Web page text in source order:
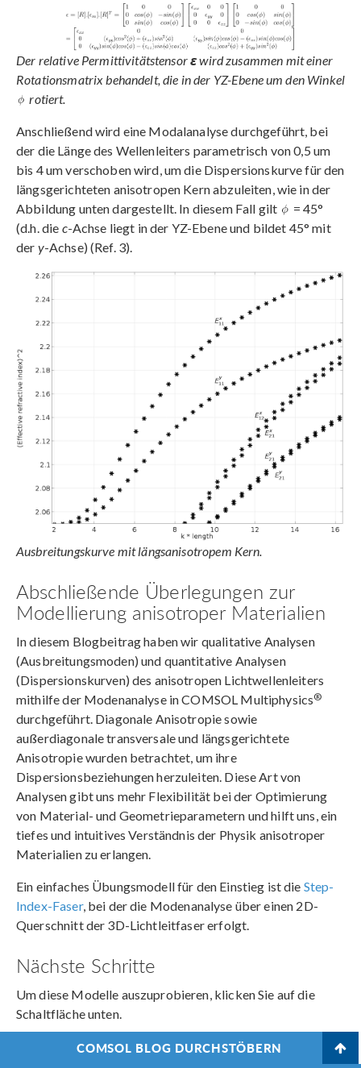
Der relative Permittivitätstensorεwird zusammen mit einer
Rotationsmatrix behandelt, die in der YZ-Ebene um den Winkel
rotiert.
Anschließend wird eine Modalanalyse durchgeführt, bei
der die Länge des Wellenleiters parametrisch von 0,5 um
bis 4 um verschoben wird, um die Dispersionskurve für den
längsgerichteten anisotropen Kern abzuleiten, wie in der
Abbildung unten dargestellt. In diesem Fall gilt
= 45°
(d.h. die c-Achse liegt in der YZ-Ebene und bildet 45° mit
der y-Achse) (Ref. 3).
Ausbreitungskurve mit längsanisotropem Kern.
Abschließende Überlegungen zur
Modellierung anisotroper Materialien
In diesem Blogbeitrag haben wir qualitative Analysen
(Ausbreitungsmoden) und quantitative Analysen
(Dispersionskurven) des anisotropen Lichtwellenleiters
mithilfe der Modenanalyse in COMSOL Multiphysics®
durchgeführt. Diagonale Anisotropie sowie
außerdiagonale transversale und längsgerichtete
Anisotropie wurden betrachtet, um ihre
Dispersionsbeziehungen herzuleiten. Diese Art von
Analysen gibt uns mehr Flexibilität bei der Optimierung
von Material- und Geometrieparametern und hilft uns, ein
tiefes und intuitives Verständnis der Physik anisotroper
Materialien zu erlangen.
Ein einfaches Übungsmodell für den Einstieg ist die Step-
Index-Faser, bei der die Modenanalyse über einen 2D-
Querschnitt der 3D-Lichtleitfaser erfolgt.
Nächste Schritte
Um diese Modelle auszuprobieren, klicken Sie auf die
Schaltfläche unten.
ERHALTEN SIE DIE TUTORIAL-MODELLE
COMSOL BLOG DURCHSTÖBERN